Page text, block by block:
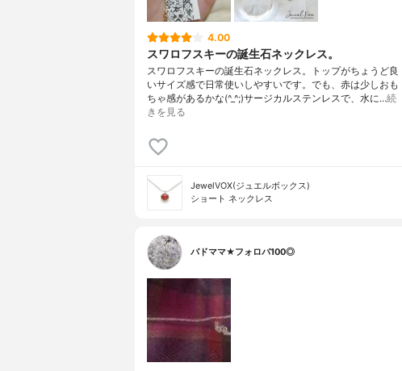
4.00
スワロフスキーの誕生石ネックレス。
スワロフスキーの誕生石ネックレス。トップがちょうど良
いサイズ感で日常使いしやすいです。でも、赤は少しおも
ちゃ感があるかな(^_^;)サージカルステンレスで、水に…続
きを見る
JewelVOX(ジュエルボックス)
ショート ネックレス
バドママ★フォロバ100◎